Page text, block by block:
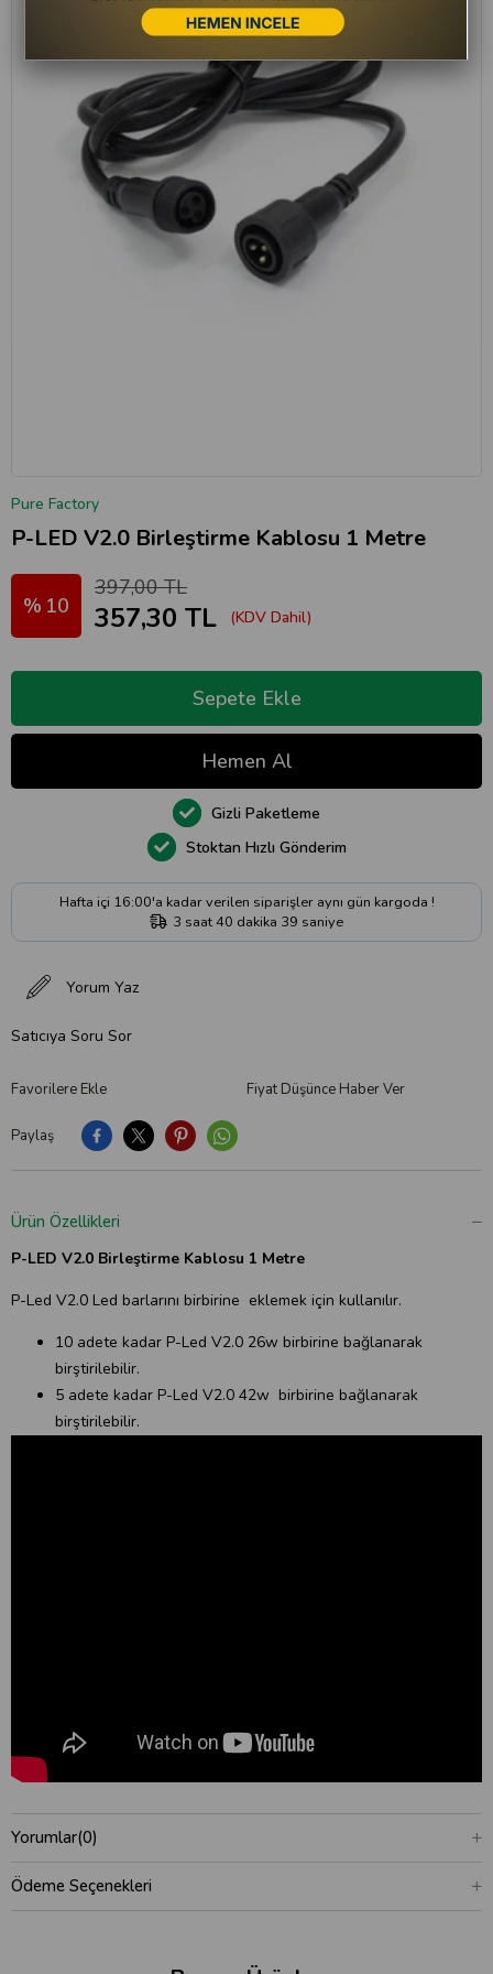
Pure Factory
P-LED V2.0 Birleştirme Kablosu 1 Metre
10
397,00 TL
357,30 TL (KDV Dahil)
Paylaş
Favorilere Ekle Fiyat Düşünce Haber Ver
Yorum Yaz
Satıcıya Soru Sor
Hafta içi 16:00'a kadar verilen siparişler aynı gün kargoda !
3 saat40 dakika 38 saniye
Stoktan Hızlı Gönderim
Gizli Paketleme
Ürün Özellikleri
P-LED V2.0 Birleştirme Kablosu 1 Metre
P-Led V2.0 Led barlarını birbirine eklemek için kullanılır.
10 adete kadar P-Led V2.0 26w birbirine bağlanarak
birştirilebilir.
5 adete kadar P-Led V2.0 42w birbirine bağlanarak
birştirilebilir.
Yorumlar(0)
Ödeme Seçenekleri